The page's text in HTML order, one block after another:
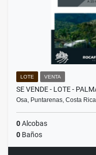
LOTE VENTA
SE VENDE - LOTE -
Osa, Puntarenas, Costa Rica
0Alcobas
0 Baños